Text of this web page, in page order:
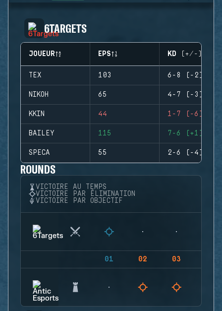
6TARGETS
JOUEUR EPS KD (+/-)
TEX 103 6-8 (-2)
NIKOH 65 4-7 (-3)
KKIN 44 1-7 (-6)
BAILEY 115 7-6 (+1)
SPECA 55 2-6 (-4)
ROUNDS
VICTOIRE AU TEMPS
VICTOIRE PAR ÉLIMINATION
VICTOIRE PAR OBJECTIF
01 02 03